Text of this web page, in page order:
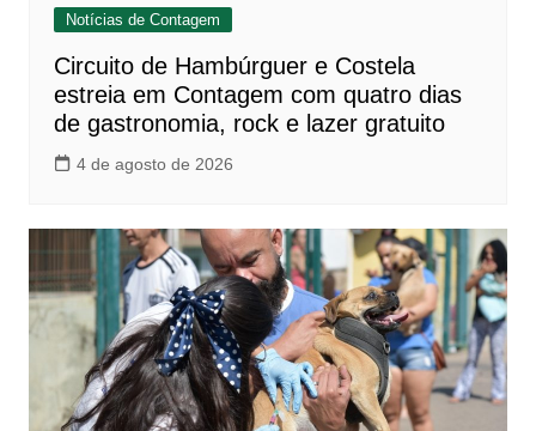
Notícias de Contagem
Circuito de Hambúrguer e Costela
estreia em Contagem com quatro dias
de gastronomia, rock e lazer gratuito
4 de agosto de 2026